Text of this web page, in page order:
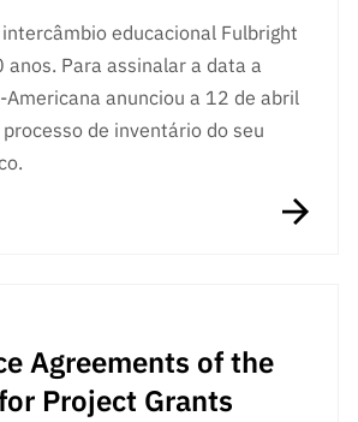
educacional Fulbright
anos. Para assinalar a data a
Americana anunciou a 12 de abril
de inventário do seu
Agreements of the
Project Grants